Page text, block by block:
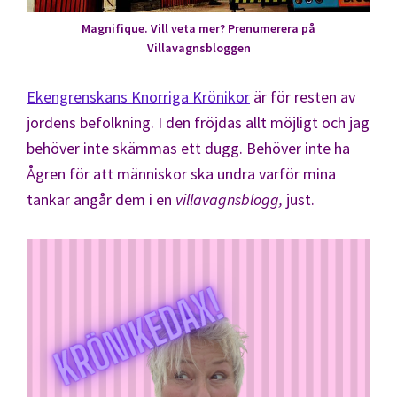
Magnifique. Vill veta mer? Prenumerera på
Villavagnsbloggen
Ekengrenskans Knorriga Krönikor är för resten av
jordens befolkning. I den fröjdas allt möjligt och jag
behöver inte skämmas ett dugg. Behöver inte ha
Ågren för att människor ska undra varför mina
tankar angår dem i en villavagnsblogg, just.